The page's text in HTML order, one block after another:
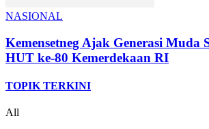
NASIONAL
Kemensetneg Ajak Generasi Muda
HUT ke-80 Kemerdekaan RI
TOPIK TERKINI
All